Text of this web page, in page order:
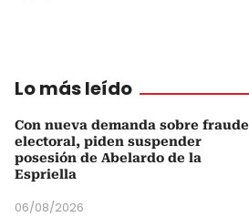
Lo más leído
Con nueva demanda sobre fraude
electoral, piden suspender
posesión de Abelardo de la
Espriella
06/08/2026